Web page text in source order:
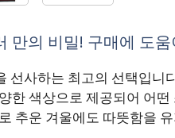
만의 비밀! 구매에 도
선사하는 최고의 선택입니
한 색상으로 제공되어 어
추운 겨울에도 따뜻함을